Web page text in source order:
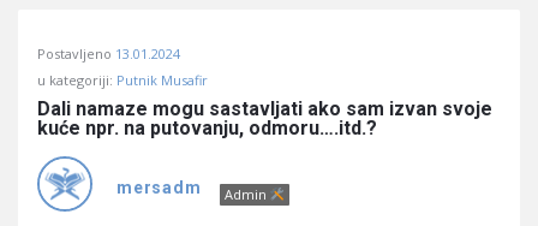
Učene
Latest
Pitanja
Postavljeno 13.01.2024
u kategoriji: Putnik Musafir
Dali namaze mogu sastavljati ako sam izvan svoje
kuće npr. na putovanju, odmoru….itd.?
mersadm Admin